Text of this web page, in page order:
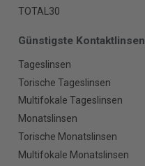
TOTAL30
Günstigste Kontaktlinsen
Tageslinsen
Torische Tageslinsen
Multifokale Tageslinsen
Monatslinsen
Torische Monatslinsen
Multifokale Monatslinsen